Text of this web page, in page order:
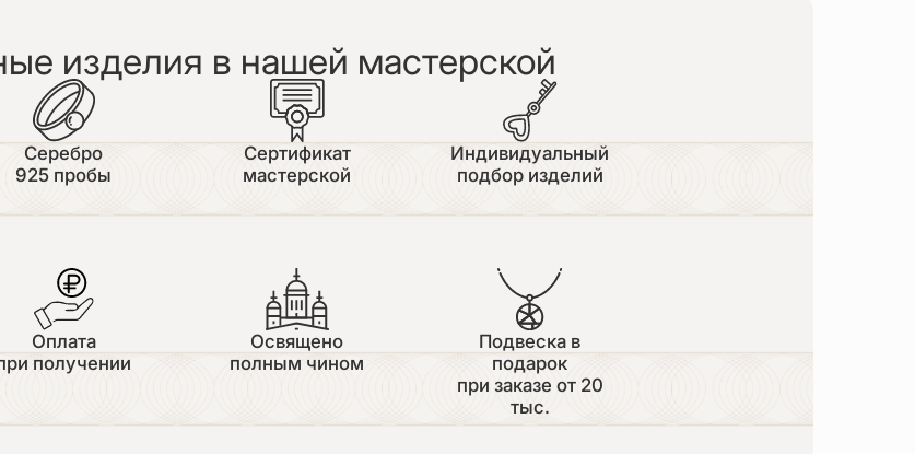
изделия в нашей мастерской
Серебро
925 пробы
Сертификат
мастерской
Индивидуальный
подбор изделий
Оплата
получении
Освящено
полным чином
Подвеска в
подарок
при заказе от 20
тыс.